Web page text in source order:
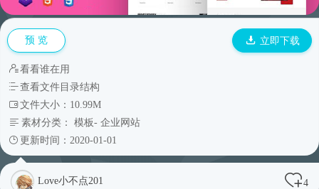
预 览 立即下载
看看谁在用
查看文件目录结构
文件大小：10.99M
素材分类： 模板- 企业网站
更新时间：2020-01-01
Love小不点201 4